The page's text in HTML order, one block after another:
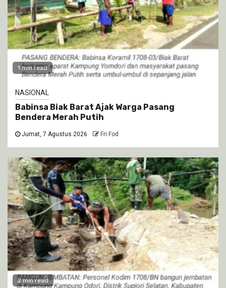
1 min read
NASIONAL
Babinsa Biak Barat Ajak Warga Pasang
Bendera Merah Putih
Jumat, 7 Agustus 2026 Fri Fod
2 min read